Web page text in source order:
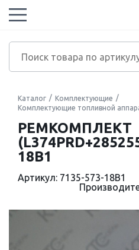
Каталог
Комплектующие
Комплектующие топливной
РЕМКОМПЛЕКТ
18B1
Артикул: 7135-573-18B1